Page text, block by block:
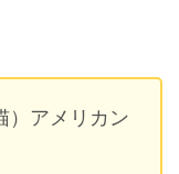
）アメリカン